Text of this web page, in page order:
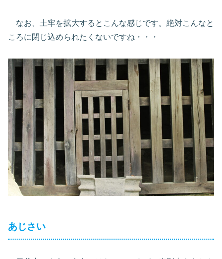
なお、土牢を拡大するとこんな感じです。絶対こんなと
ころに閉じ込められたくないですね・・・
あじさい